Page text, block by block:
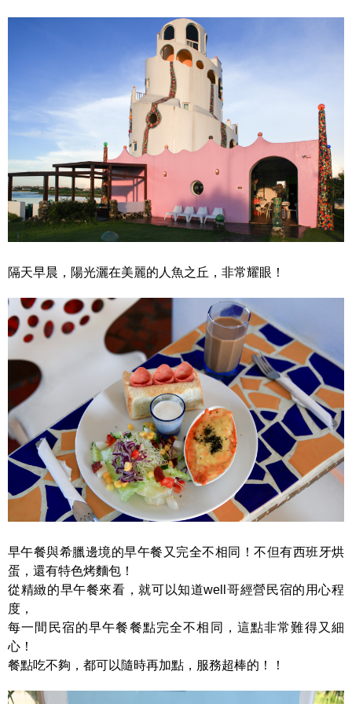
隔天早晨，陽光灑在美麗的人魚之丘，非常耀眼！
早午餐與希臘邊境的早午餐又完全不相同！不但有西班牙烘
蛋，還有特色烤麵包！
從精緻的早午餐來看，就可以知道well哥經營民宿的用心程
度，
每一間民宿的早午餐餐點完全不相同，這點非常難得又細
心！
餐點吃不夠，都可以隨時再加點，服務超棒的！！